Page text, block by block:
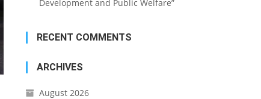
Development and Public Welfare”
RECENT COMMENTS
ARCHIVES
August 2026